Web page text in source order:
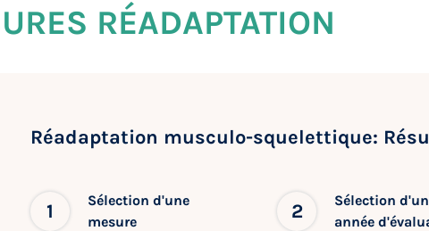
RÉADAPTATION
Réadaptation musculo-squelettique:
1
Sélection d'une
mesure
2
Sélection
année